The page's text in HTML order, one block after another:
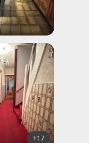
+17